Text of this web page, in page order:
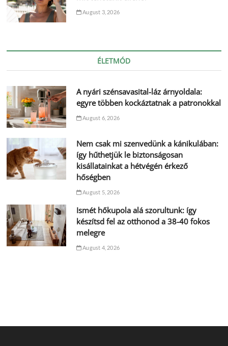
August 3, 2026
ÉLETMÓD
A nyári szénsavasital-láz árnyoldala:
egyre többen kockáztatnak a patronokkal
August 6, 2026
Nem csak mi szenvedünk a kánikulában:
így hűthetjük le biztonságosan
kisállatainkat a hétvégén érkező
hőségben
August 5, 2026
Ismét hőkupola alá szorultunk: így
készítsd fel az otthonod a 38-40 fokos
melegre
August 4, 2026